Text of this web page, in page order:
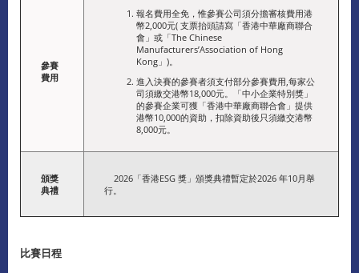
參賽
費用
報名費用全免，惟參賽公司須分擔審核費用港
幣2,000元( 支票抬頭請寫「香港中華廠商聯合
會」或「The Chinese
Manufacturers’Association of Hong
Kong」)。
進入決賽的參賽者須支付部分參賽費用,每家公
司須繳交港幣18,000元。「中小企業特別獎」
的參賽企業可獲「香港中華廠商聯合會」提供
港幣10,000的資助，扣除資助後只須繳交港幣
8,000元。
頒獎
典禮
2026「香港ESG 獎」頒獎典禮暫定於2026 年10月舉
行。
比賽日程